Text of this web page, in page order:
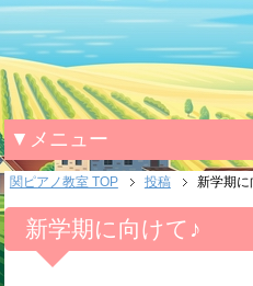
▼メニュー
関ピアノ教室 TOP 投稿 新学期に
新学期に向けて♪